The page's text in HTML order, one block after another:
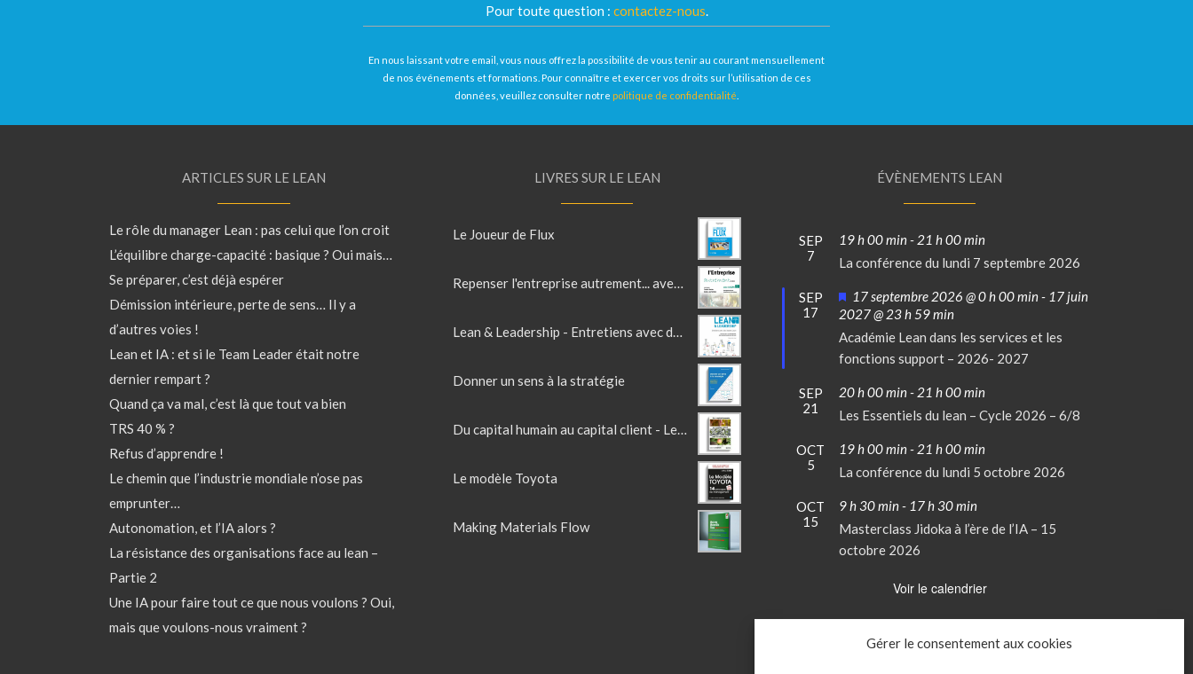
Gérer le consentement aux cookies
Pour toute question : contactez-nous.
En nous laissant votre email, vous nous offrez la possibilité de vous tenir au courant mensuellement
de nos événements et formations. Pour connaître et exercer vos droits sur l’utilisation de ces
données, veuillez consulter notre politique de confidentialité
ARTICLES SUR LE LEAN
Le rôle du manager Lean : pas celui que l’on croit
L’équilibre charge-capacité : basique ? Oui mais…
Se préparer, c’est déjà espérer
Démission intérieure, perte de sens… Il y a
d’autres voies !
Lean et IA : et si le Team Leader était notre
dernier rempart ?
Quand ça va mal, c’est là que tout va bien
TRS 40 % ?
Refus d’apprendre !
Le chemin que l’industrie mondiale n’ose pas
emprunter…
Autonomation, et l’IA alors ?
La résistance des organisations face au lean –
Partie 2
Une IA pour faire tout ce que nous voulons ? Oui,
mais que voulons-nous vraiment ?
LIVRES SUR LE LEAN
Le Joueur de Flux
Repenser l'entreprise autrement... avec le lean
Lean & Leadership - Entretiens avec des leaders Lean
Donner un sens à la stratégie
Du capital humain au capital client - Lean en France Vol 2
Le modèle Toyota
Making Materials Flow
ÉVÈNEMENTS LEAN
SEP
7
19 h 00 min- 21 h 00 min
La conférence du lundi 7 septembre 2026
SEP
17
Mis
en
avant
17 septembre 2026 @ 0 h 00 min- 17 juin
2027 @ 23 h 59 min
Académie Lean dans les services et les
fonctions support – 2026- 2027
SEP
21
20 h 00 min- 21 h 00 min
Les Essentiels du lean – Cycle 2026 – 6/8
OCT
5
19 h 00 min- 21 h 00 min
La conférence du lundi 5 octobre 2026
OCT
15
9 h 30 min- 17 h 30 min
Masterclass Jidoka à l’ère de l’IA – 15
octobre 2026
Voir le calendrier